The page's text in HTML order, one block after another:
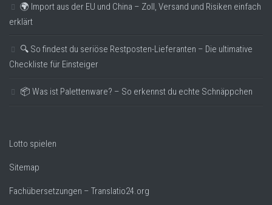
🌍 Import aus der EU und China – Zoll, Versand und Risiken einfach
erklärt
🔍 So findest du seriöse Restposten-Lieferanten – Die ultimative
Checkliste für Einsteiger
📦 Was ist Palettenware? – So erkennst du echte Schnäppchen
Lotto spielen
Sitemap
Fachübersetzungen – Translatio24.org